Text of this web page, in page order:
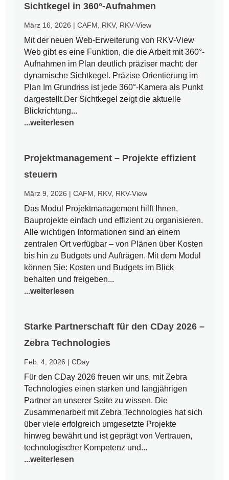
Sichtkegel in 360°-Aufnahmen
März 16, 2026 |CAFM RKV, RKV-View
Mit der neuen Web-Erweiterung von RKV-View
Web gibt es eine Funktion, die die Arbeit mit 360°-
Aufnahmen im Plan deutlich präziser macht: der
dynamische Sichtkegel. Präzise Orientierung im
Plan Im Grundriss ist jede 360°-Kamera als Punkt
dargestellt.Der Sichtkegel zeigt die aktuelle
Blickrichtung...
...weiterlesen
Projektmanagement – Projekte effizient
steuern
März 9, 2026 |CAFM RKV, RKV-View
Das Modul Projektmanagement hilft Ihnen,
Bauprojekte einfach und effizient zu organisieren.
Alle wichtigen Informationen sind an einem
zentralen Ort verfügbar – von Plänen über Kosten
bis hin zu Budgets und Aufträgen. Mit dem Modul
können Sie: Kosten und Budgets im Blick
behalten und freigeben...
...weiterlesen
Starke Partnerschaft für den CDay 2026 –
Zebra Technologies
Feb. 4, 2026 |CDay
Für den CDay 2026 freuen wir uns, mit Zebra
Technologies einen starken und langjährigen
Partner an unserer Seite zu wissen. Die
Zusammenarbeit mit Zebra Technologies hat sich
über viele erfolgreich umgesetzte Projekte
hinweg bewährt und ist geprägt von Vertrauen,
technologischer Kompetenz und...
...weiterlesen